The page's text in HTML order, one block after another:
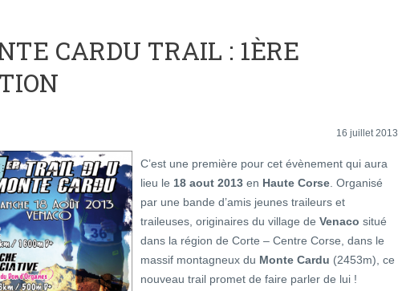
CARDU TRAIL : 1ÈRE
16 juillet 2013
C’est une première pour cet évènement qui aura
lieu le 18 aout 2013 en Haute Corse . Organisé
par une bande d’amis jeunes traileurs et
traileuses, originaires du village de Venaco situé
dans la région de Corte – Centre Corse, dans le
massif montagneux du Monte Cardu (2453m), ce
nouveau trail promet de faire parler de lui !